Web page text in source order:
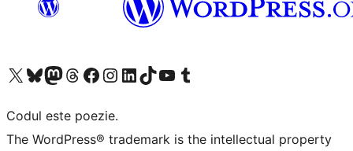
Mergi la contul nostru X (fost Twitter)
Vizitează contul nostru Bluesky
Vizitează contul nostru Mastodon
Vizitează contul nostru Threads
Vizitează pagina noastră Facebook
Vizitează-ne pe Instagram
Vizitează-ne pe LinkedIn
Vizitează contul nostru TikTok
Vizitează canalul nostru YouTube
Vizitează contul nostru Tumblr
Codul este poezie.
The WordPress® trademark is the intellectual property